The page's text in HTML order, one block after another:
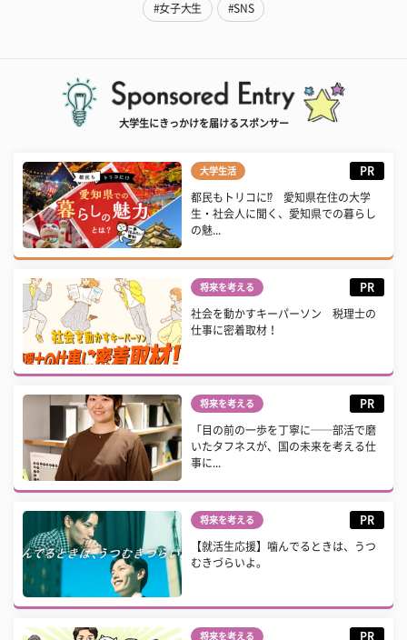
#女子大生 #SNS
大学生にきっかけを届けるスポンサー
大学生活 PR
都民もトリコに⁉ 愛知県在住の大学
生・社会人に聞く、愛知県での暮らし
の魅...
将来を考える PR
社会を動かすキーパーソン 税理士の
仕事に密着取材！
将来を考える PR
「目の前の一歩を丁寧に──部活で磨
いたタフネスが、国の未来を考える仕
事に...
将来を考える PR
【就活生応援】噛んでるときは、うつ
むきづらいよ。
将来を考える PR